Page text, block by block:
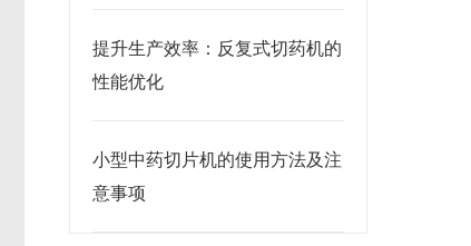
提升生产效率：反复式切药机的
性能优化
小型中药切片机的使用方法及注
意事项